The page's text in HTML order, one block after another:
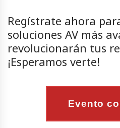
Regístrate ahora
soluciones AV más
revolucionarán tus
¡Esperamos verte!
Evento